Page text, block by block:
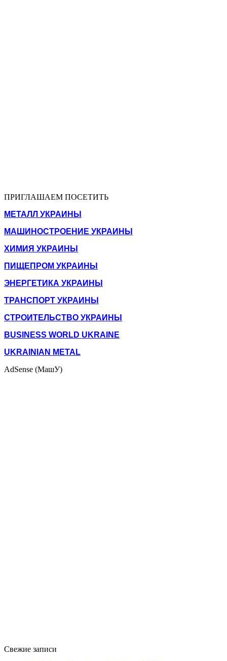
ПРИГЛАШАЕМ ПОСЕТИТЬ
МЕТАЛЛ УКРАИНЫ
МАШИНОСТРОЕНИЕ УКРАИНЫ
ХИМИЯ УКРАИНЫ
ПИЩЕПРОМ УКРАИНЫ
ЭНЕРГЕТИКА УКРАИНЫ
ТРАНСПОРТ УКРАИНЫ
СТРОИТЕЛЬСТВО УКРАИНЫ
BUSINESS WORLD UKRAINE
UKRAINIAN METAL
AdSense (МашУ)
Свежие записи